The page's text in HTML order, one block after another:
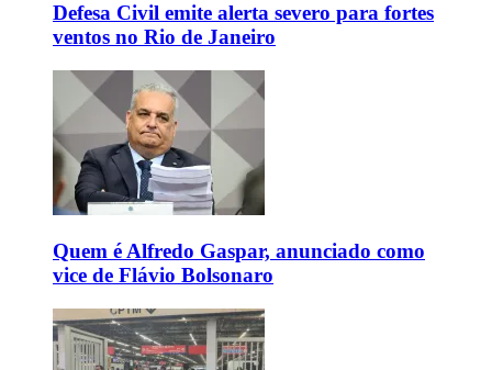
Defesa Civil emite alerta severo para fortes
ventos no Rio de Janeiro
Quem é Alfredo Gaspar, anunciado como
vice de Flávio Bolsonaro